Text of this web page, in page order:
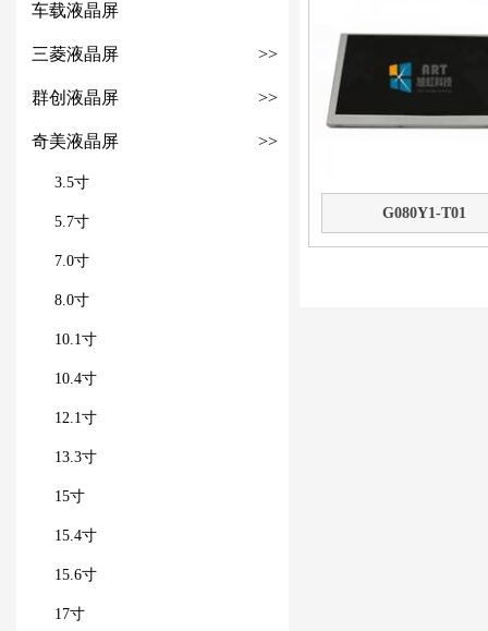
车载液晶屏
三菱液晶屏 >>
群创液晶屏 >>
奇美液晶屏 >>
3.5寸
5.7寸
7.0寸
8.0寸
10.1寸
10.4寸
12.1寸
13.3寸
15寸
15.4寸
15.6寸
17寸
G080Y1-T01